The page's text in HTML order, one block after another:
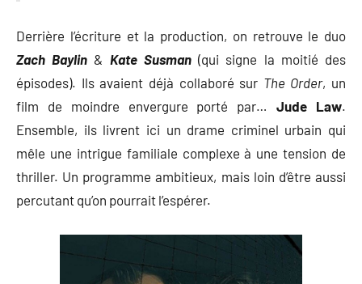
Derrière l’écriture et la production, on retrouve le duo
Zach Baylin & Kate Susman(qui signe la moitié des
épisodes). Ils avaient déjà collaboré sur The Order, un
film de moindre envergure porté par…Jude Law.
Ensemble, ils livrent ici un drame criminel urbain qui
mêle une intrigue familiale complexe à une tension de
thriller. Un programme ambitieux, mais loin d’être aussi
percutant qu’on pourrait l’espérer.